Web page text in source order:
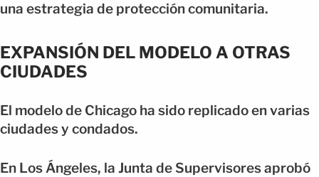
una estrategia de protección comunitaria.
EXPANSIÓN DEL MODELO A OTRAS
CIUDADES
El modelo de Chicago ha sido replicado en varias
ciudades y condados.
En Los Ángeles, la Junta de Supervisores aprobó